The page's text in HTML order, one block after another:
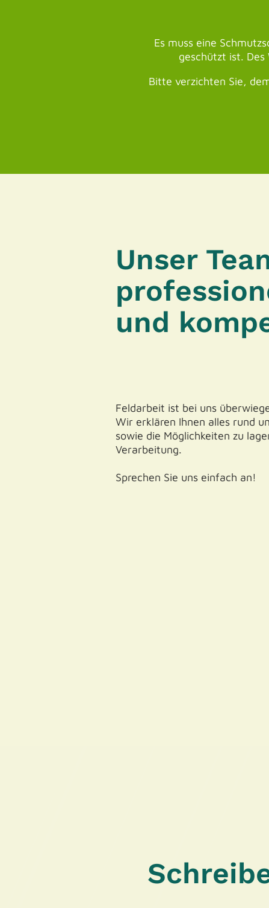
Es muss eine
geschützt ist.
Bitte verzichten Sie,
Unser
und
Feldarbeit ist bei uns
Wir erklären Ihnen alles rund
sowie die Möglichkeiten zu
Verarbeitung.
Sprechen Sie uns einfach an!